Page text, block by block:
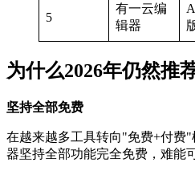
5
有一云编
辑器
为什么2026年仍然推
坚持全部免费
在越来越多工具转向"免费+付费
器坚持全部功能完全免费，难能